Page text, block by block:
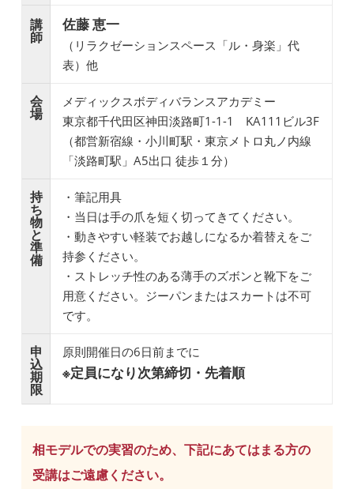
講
師
佐藤 恵一
（リラクゼーションスペース「ル・身楽」代
表）他
会
場
メディックスボディバランスアカデミー
東京都千代田区神田淡路町1-1-1 KA111ビル3F
（都営新宿線・小川町駅・東京メトロ丸ノ内線
「淡路町駅」A5出口 徒歩１分）
持
ち
物
と
準
備
・筆記用具
・当日は手の爪を短く切ってきてください。
・動きやすい軽装でお越しになるか着替えをご
持参ください。
・ストレッチ性のある薄手のズボンと靴下をご
用意ください。ジーパンまたはスカートは不可
です。
申
込
期
限
原則開催日の6日前までに
※定員になり次第締切・先着順
相モデルでの実習のため、下記にあてはまる方の
受講はご遠慮ください。